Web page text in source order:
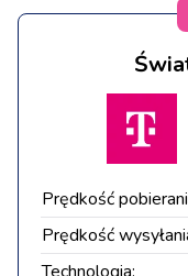
Prędkość
Prędkość